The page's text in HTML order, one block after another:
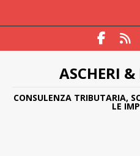
ASCHERI &
CONSULENZA TRIBUTARIA,
LE